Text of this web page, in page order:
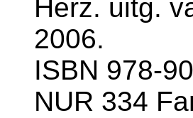
Herz. uitg.
2006.
ISBN 978-
NUR 334